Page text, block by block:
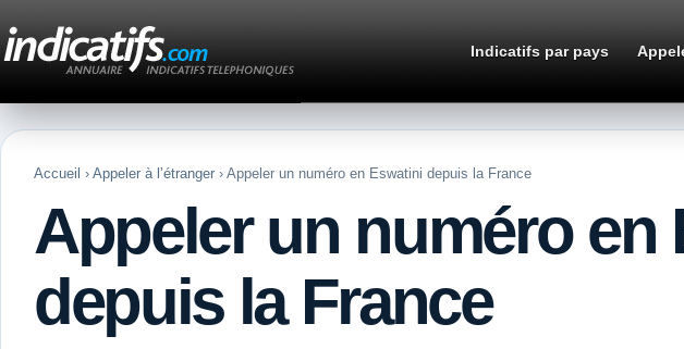
Indicatifs par pays
Accueil › Appeler à l’étranger › Appeler un numéro en Eswatini depuis la France
Appeler un numéro en
depuis la France